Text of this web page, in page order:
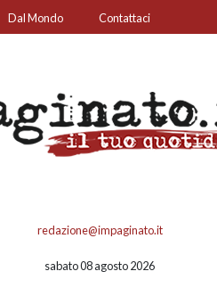
Dal Mondo Contattaci
redazione@impaginato.it
sabato 08 agosto 2026